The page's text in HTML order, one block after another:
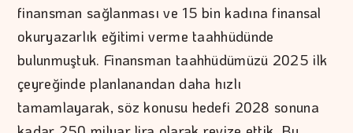
finansman sağlanması ve 15 bin kadına finansal
okuryazarlık eğitimi verme taahhüdünde
bulunmuştuk. Finansman taahhüdümüzü 2025 ilk
çeyreğinde planlanandan daha hızlı
tamamlayarak, söz konusu hedefi 2028 sonuna